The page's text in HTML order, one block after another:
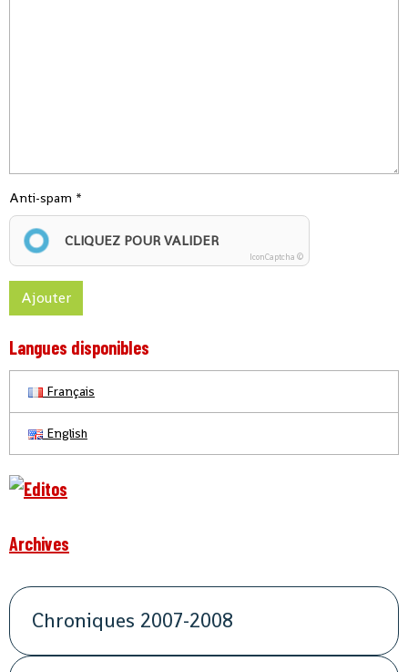
Anti-spam
CLIQUEZ POUR VALIDER
IconCaptcha ©
Ajouter
Langues disponibles
Français
English
Archives
Chroniques 2007-2008